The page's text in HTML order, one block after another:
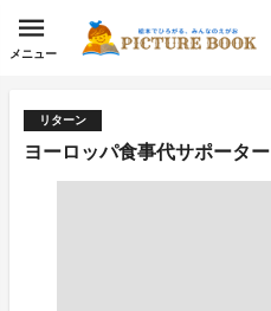
メニュー
リターン
ヨーロッパ食事代サポーター